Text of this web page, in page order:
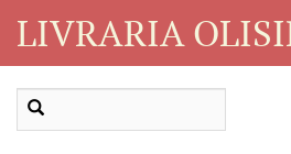
LIVRARIA